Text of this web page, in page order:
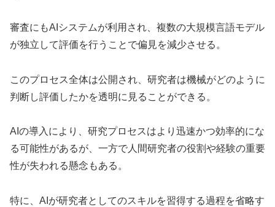
審査にもAIシステムが利用され、複数の大規模言語モデル
が独立して評価を行うことで偏見を減少させる。
このプロセス全体は公開され、研究者は機械がどのように
判断し評価したかを透明に見ることができる。
AIの導入により、研究プロセスはより迅速かつ効率的にな
る可能性があるが、一方で人間研究者の役割や経験の重要
性が失われる懸念もある。
特に、AIが研究者としてのスキルを習得する過程を省略す